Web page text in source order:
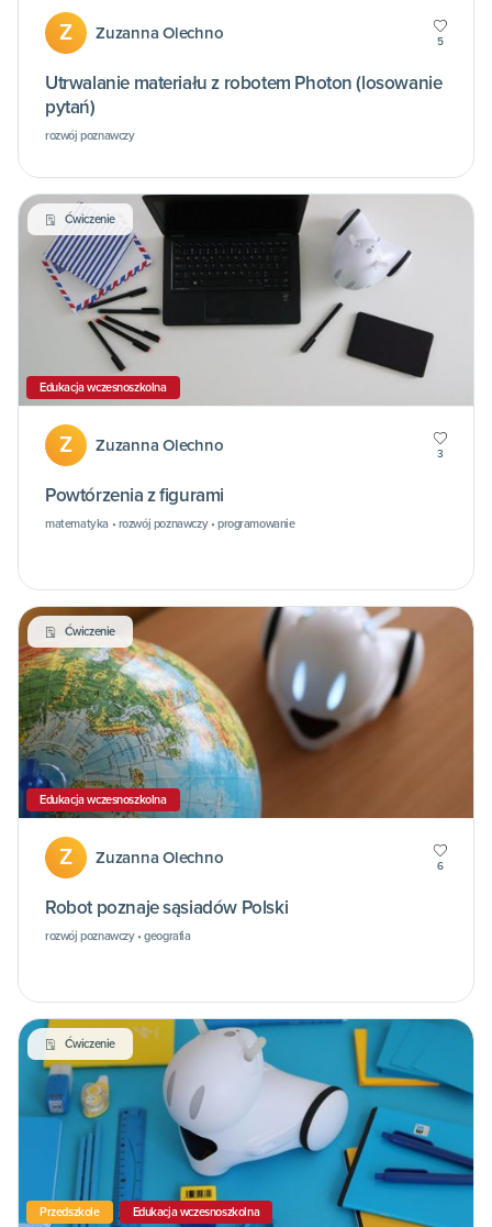
Z Zuzanna Olechno 5
Utrwalanie materiału z robotem Photon (losowanie
pytań)
rozwój poznawczy
Ćwiczenie
Edukacja wczesnoszkolna
Z Zuzanna Olechno 3
Powtórzenia z figurami
matematyka • rozwój poznawczy • programowanie
Ćwiczenie
Edukacja wczesnoszkolna
Z Zuzanna Olechno 6
Robot poznaje sąsiadów Polski
rozwój poznawczy • geografia
Ćwiczenie
Przedszkole Edukacja wczesnoszkolna